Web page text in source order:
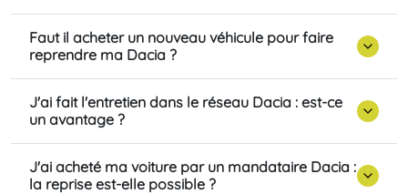
Faut il acheter un nouveau véhicule pour faire
reprendre ma Dacia ?
J'ai fait l'entretien dans le réseau Dacia : est-ce
un avantage ?
J'ai acheté ma voiture par un mandataire Dacia :
la reprise est-elle possible ?